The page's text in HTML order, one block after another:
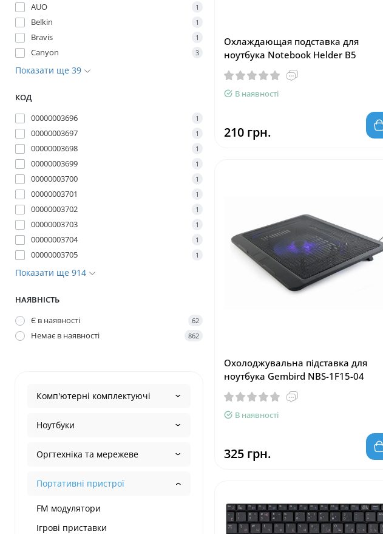
AUO 1
Belkin 1
Bravis 1
Canyon 3
Показати ще 39
КОД
00000003696
1
00000003697 1
00000003698 1
00000003699 1
00000003700 1
00000003701 1
00000003702 1
00000003703 1
00000003704 1
00000003705 1
Показати ще 914
НАЯВНІСТЬ
Є в наявності
62
Немає в наявності 862
Комп'ютерні комплектуючі
Ноутбуки
Оргтехніка та мережеве
Портативні пристрої
FM модулятори
Ігрові приставки
Охлаждающая подставка для
ноутбука Notebook Helder B5
В наявності
210 грн.
Охолоджувальна підставка для
ноутбука Gembird NBS-1F15-04
В наявності
325 грн.